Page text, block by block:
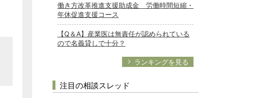
働き方改革推進支援助成金 労働時間短縮・
年休促進支援コース
【Q＆A】産業医は無責任が認められている
ので名義貸しで十分？
ランキングを見る
注目の相談スレッド